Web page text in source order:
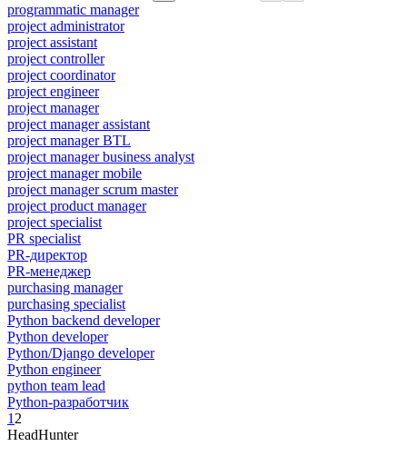
programmatic manager
project administrator
project assistant
project controller
project coordinator
project engineer
project manager
project manager assistant
project manager BTL
project manager business analyst
project manager mobile
project manager scrum master
project product manager
project specialist
PR specialist
PR-директор
PR-менеджер
purchasing manager
purchasing specialist
Python backend developer
Python developer
Python/Django developer
Python engineer
python team lead
Python-разработчик
1 2
HeadHunter